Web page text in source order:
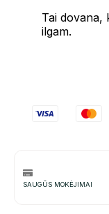
Tai dovana,
ilgam.
SAUGŪS MOKĖJIMAI